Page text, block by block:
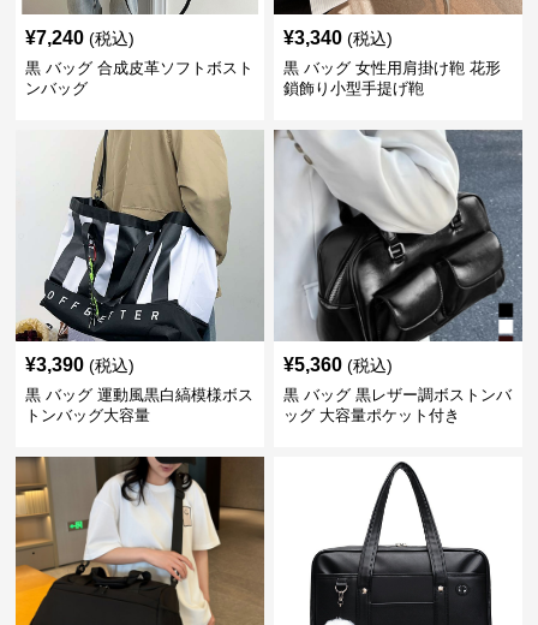
¥7,240 (税込)
黒 バッグ 合成皮革ソフトボスト
ンバッグ
¥3,340 (税込)
黒 バッグ 女性用肩掛け鞄 花形
鎖飾り小型手提げ鞄
¥3,390 (税込)
黒 バッグ 運動風黒白縞模様ボス
トンバッグ大容量
¥5,360 (税込)
黒 バッグ 黒レザー調ボストンバ
ッグ 大容量ポケット付き